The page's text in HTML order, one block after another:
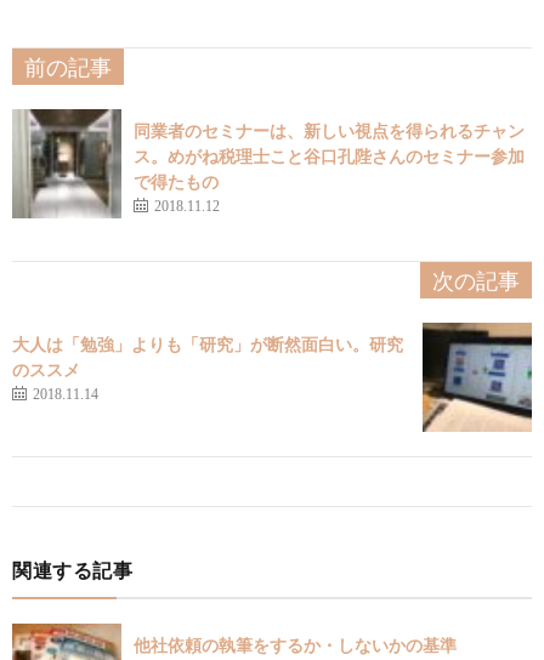
前の記事
同業者のセミナーは、新しい視点を得られるチャン
ス。めがね税理士こと谷口孔陛さんのセミナー参加
で得たもの
2018.11.12
次の記事
大人は「勉強」よりも「研究」が断然面白い。研究
のススメ
2018.11.14
関連する記事
他社依頼の執筆をするか・しないかの基準